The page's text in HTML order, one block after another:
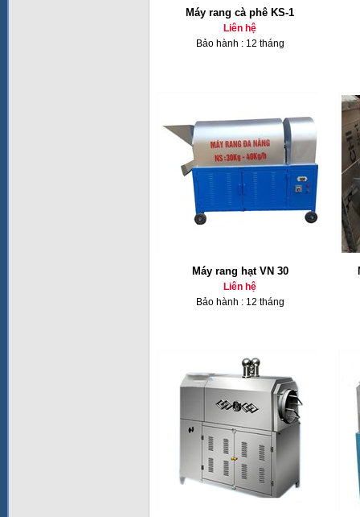
Máy rang cà phê KS-1
Liên hệ
Bảo hành : 12 tháng
Máy rang hạt VN 30
Liên hệ
Bảo hành : 12 tháng